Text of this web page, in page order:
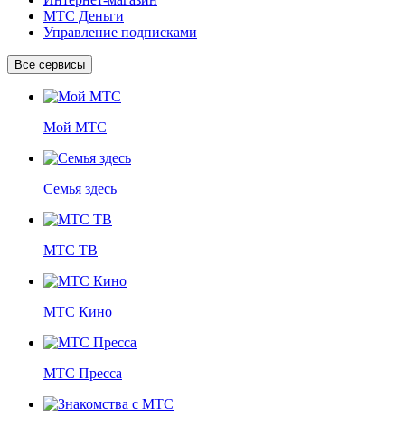
МТС Деньги
Управление подписками
Все сервисы
Мой МТС
Семья здесь
МТС ТВ
МТС Кино
МТС Пресса